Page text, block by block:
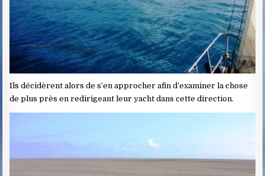
Ils décidèrent alors de s’en approcher afin d’examiner la chose
de plus près en redirigeant leur yacht dans cette direction.